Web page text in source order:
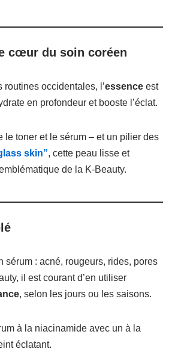
cœur du soin coréen
routines occidentales, l’essence est
en profondeur et booste l’éclat.
le toner et le sérum – et un pilier des
skin”, cette peau lisse et
de la K-Beauty.
sérum : acné, rougeurs, rides, pores
il est courant d’en utiliser
, selon les jours ou les saisons.
à la niacinamide avec un à la
éclatant.